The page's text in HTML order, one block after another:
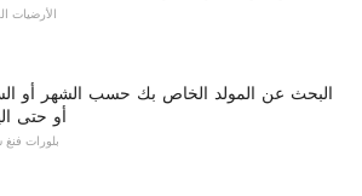
الأرضيات
البحث عن المولد الخاص بك حسب الشهر أو
أو حتى
بلورات